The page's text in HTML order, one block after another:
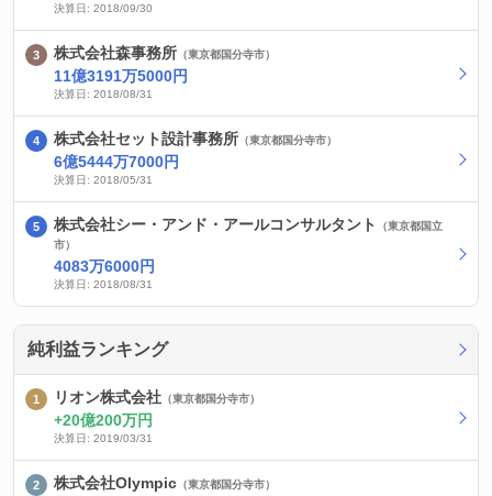
決算日: 2018/09/30
株式会社森事務所 （東京都国分寺市）
11億3191万5000円
決算日: 2018/08/31
株式会社セット設計事務所 （東京都国分寺市）
6億5444万7000円
決算日: 2018/05/31
株式会社シー・アンド・アールコンサルタント
（東京都国立
市）
4083万6000円
決算日: 2018/08/31
純利益ランキング
リオン株式会社 （東京都国分寺市）
20億200万円
決算日: 2019/03/31
株式会社Olympic （東京都国分寺市）